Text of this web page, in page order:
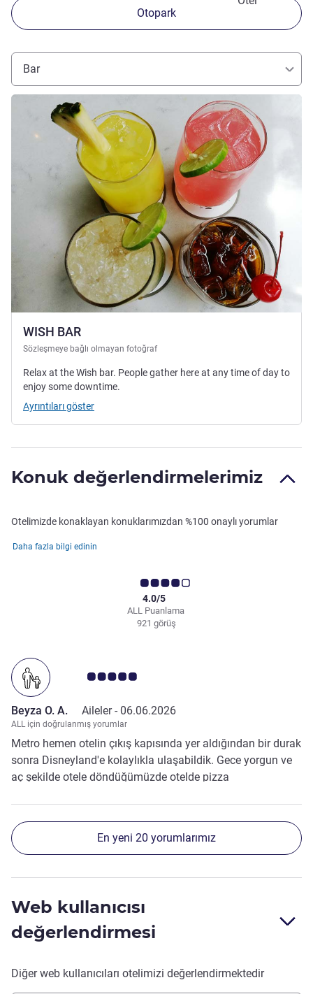
Otopark
Bar
WISH BAR
Sözleşmeye bağlı olmayan fotoğraf
Ayrıntıları göster
Relax at the Wish bar. People gather here at any time of day to
enjoy some downtime.
Ayrıntıları göster
Konuk değerlendirmelerimiz
Otelimizde konaklayan konuklarımızdan %100 onaylı yorumlar
Daha fazla bilgi edinin
ALL Puanlama
4.0/5
921 görüş
Avis müşterileri puanı 5.0/5
Beyza O. A. Aileler - 06.06.2026
ALL için doğrulanmış yorumlar
Metro hemen otelin çıkış kapısında yer aldığından bir durak
sonra Disneyland'e kolaylıkla ulaşabildik. Gece yorgun ve
aç şekilde otele döndüğümüzde otelde pizza
En yeni 20 yorumlarımız
Web kullanıcısı
değerlendirmesi
Diğer web kullanıcıları otelimizi değerlendirmektedir